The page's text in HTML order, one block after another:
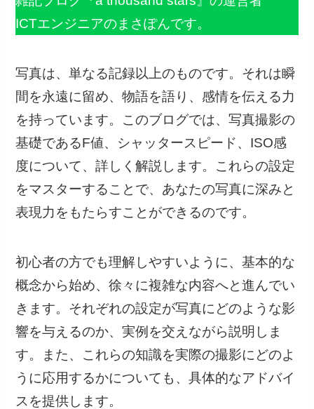
ICTエンジニアのまさぽんです。
写真は、単なる記録以上のものです。それは瞬
間を永遠に留め、物語を語り、感情を伝える力
を持っています。このブログでは、写真撮影の
基礎であるF値、シャッタースピード、ISO感
度について、詳しく解説します。これらの設定
をマスターすることで、あなたの写真に深みと
表現力をもたらすことができるのです。
初心者の方でも理解しやすいように、基本的な
概念から始め、徐々に複雑な内容へと進んでい
きます。それぞれの設定が写真にどのような影
響を与えるのか、実例を交えながら説明しま
す。また、これらの知識を実際の撮影にどのよ
うに応用するかについても、具体的なアドバイ
スを提供します。